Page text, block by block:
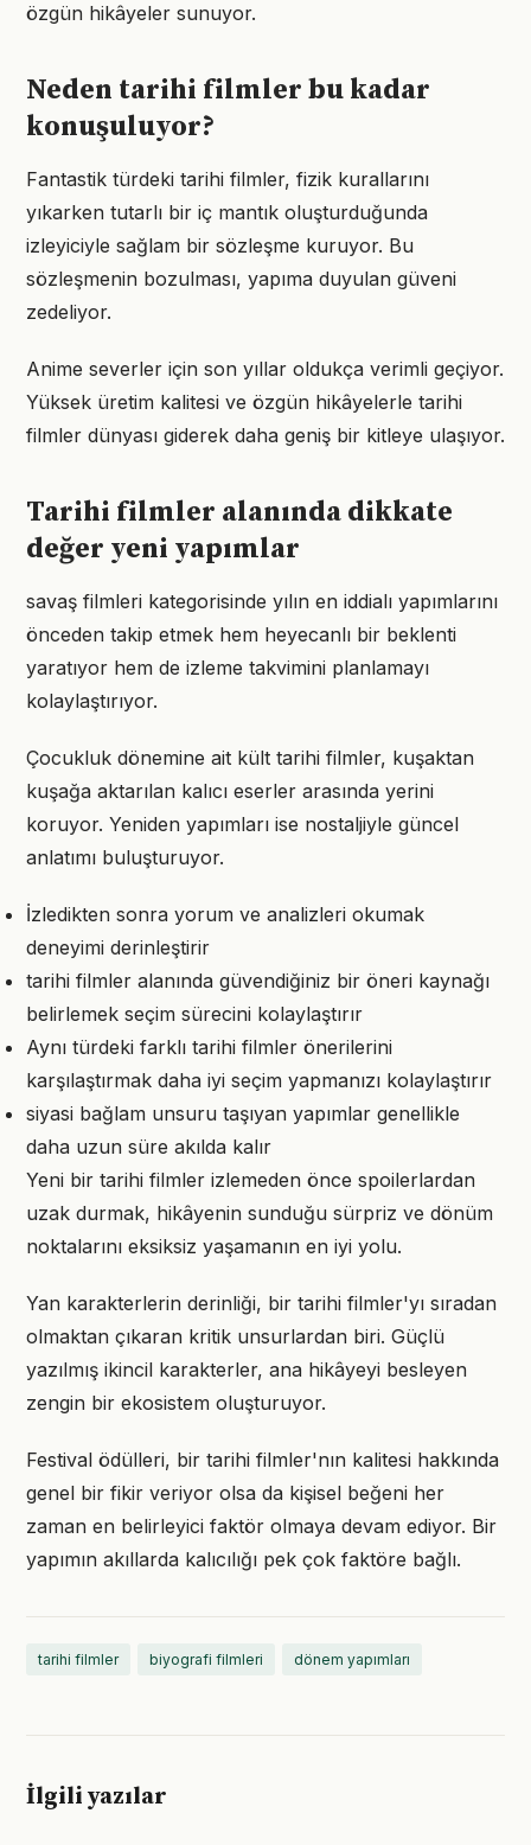
özgün hikâyeler sunuyor.
Neden tarihi filmler bu kadar
konuşuluyor?
Fantastik türdeki tarihi filmler, fizik kurallarını
yıkarken tutarlı bir iç mantık oluşturduğunda
izleyiciyle sağlam bir sözleşme kuruyor. Bu
sözleşmenin bozulması, yapıma duyulan güveni
zedeliyor.
Anime severler için son yıllar oldukça verimli geçiyor.
Yüksek üretim kalitesi ve özgün hikâyelerle tarihi
filmler dünyası giderek daha geniş bir kitleye ulaşıyor.
Tarihi filmler alanında dikkate
değer yeni yapımlar
savaş filmleri kategorisinde yılın en iddialı yapımlarını
önceden takip etmek hem heyecanlı bir beklenti
yaratıyor hem de izleme takvimini planlamayı
kolaylaştırıyor.
Çocukluk dönemine ait kült tarihi filmler, kuşaktan
kuşağa aktarılan kalıcı eserler arasında yerini
koruyor. Yeniden yapımları ise nostaljiyle güncel
anlatımı buluşturuyor.
İzledikten sonra yorum ve analizleri okumak
deneyimi derinleştirir
tarihi filmler alanında güvendiğiniz bir öneri kaynağı
belirlemek seçim sürecini kolaylaştırır
Aynı türdeki farklı tarihi filmler önerilerini
karşılaştırmak daha iyi seçim yapmanızı kolaylaştırır
siyasi bağlam unsuru taşıyan yapımlar genellikle
daha uzun süre akılda kalır
Yeni bir tarihi filmler izlemeden önce spoilerlardan
uzak durmak, hikâyenin sunduğu sürpriz ve dönüm
noktalarını eksiksiz yaşamanın en iyi yolu.
Yan karakterlerin derinliği, bir tarihi filmler'yı sıradan
olmaktan çıkaran kritik unsurlardan biri. Güçlü
yazılmış ikincil karakterler, ana hikâyeyi besleyen
zengin bir ekosistem oluşturuyor.
Festival ödülleri, bir tarihi filmler'nın kalitesi hakkında
genel bir fikir veriyor olsa da kişisel beğeni her
zaman en belirleyici faktör olmaya devam ediyor. Bir
yapımın akıllarda kalıcılığı pek çok faktöre bağlı.
tarihi filmler biyografi filmleri dönem yapımları
İlgili yazılar